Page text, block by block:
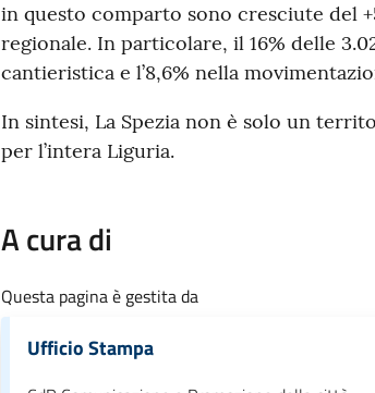
in questo comparto sono cresciute del
regionale. In particolare, il 16% delle
cantieristica e l’8,6% nella
In sintesi, La Spezia non è solo un
per l’intera Liguria.
A cura di
Questa pagina è gestita da
Ufficio Stampa